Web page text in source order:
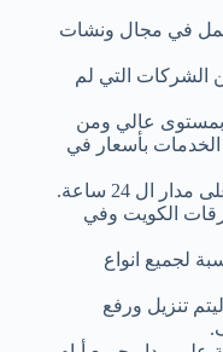
في مجال ونشات
التي لم
بمستوى عالي ومن
الخدمات بأسعار في
ال 24 ساعة.
الكويت وفي
لجميع انواع
تنزيل ورفع